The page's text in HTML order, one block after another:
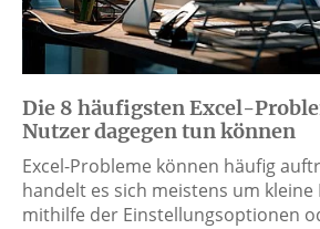
Die 8 häufigsten Excel-
Nutzer dagegen tun können
Excel-Probleme können häufig
handelt es sich meistens um kleine
mithilfe der Einstellungsoptionen